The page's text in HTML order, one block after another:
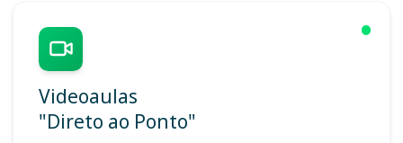
Videoaulas
"Direto ao Ponto"